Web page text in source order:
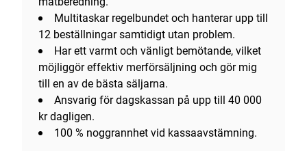
Multitaskar regelbundet och hanterar upp till
12 beställningar samtidigt utan problem.
Har ett varmt och vänligt bemötande, vilket
möjliggör effektiv merförsäljning och gör mig
till en av de bästa säljarna.
Ansvarig för dagskassan på upp till 40 000
kr dagligen.
100 % noggrannhet vid kassaavstämning.